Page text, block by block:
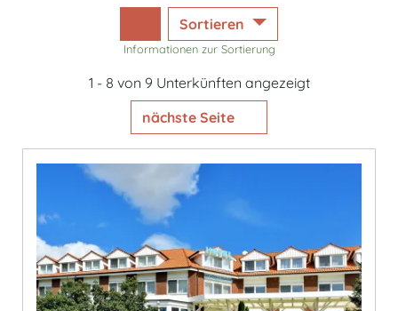
Sortieren
Informationen zur Sortierung
1 - 8 von 9 Unterkünften angezeigt
nächste Seite